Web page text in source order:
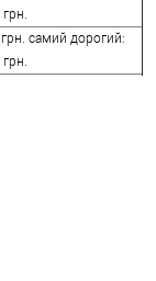
самий дорогий: